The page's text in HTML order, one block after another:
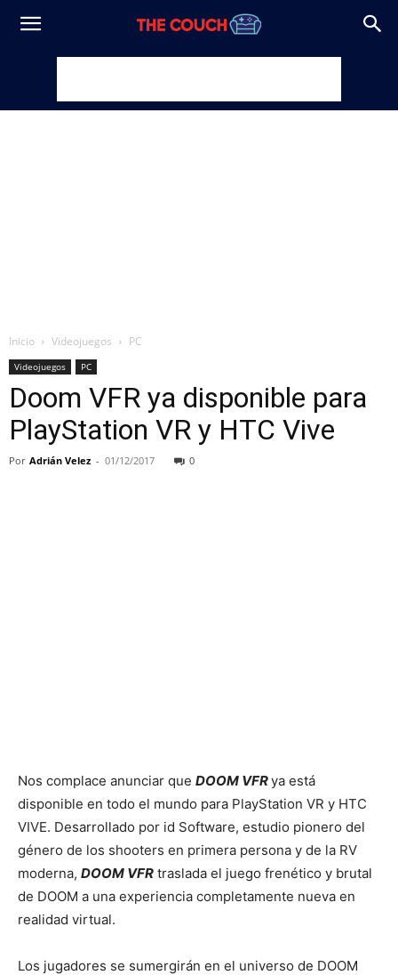
Inicio Videojuegos PC
Videojuegos PC
Doom VFR ya disponible para
PlayStation VR y HTC Vive
Por Adrián Velez - 01/12/2017 0
Nos complace anunciar que DOOM VFRya está
disponible en todo el mundo para PlayStation VR y HTC
VIVE. Desarrollado por id Software, estudio pionero del
género de los shooters en primera persona y de la RV
moderna, DOOM VFR traslada el juego frenético y brutal
de DOOM a una experiencia completamente nueva en
realidad virtual.
Los jugadores se sumergirán en el universo de DOOM